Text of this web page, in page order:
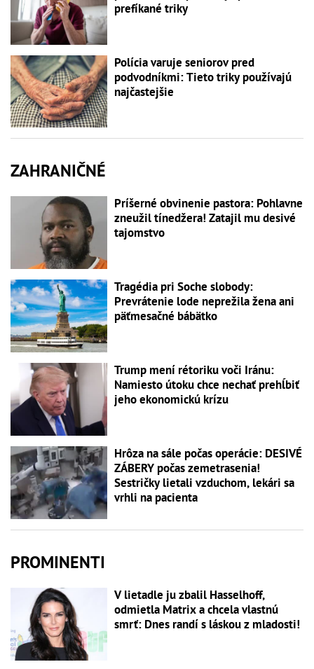
prefíkané triky
Polícia varuje seniorov pred
podvodníkmi: Tieto triky používajú
najčastejšie
ZAHRANIČNÉ
Príšerné obvinenie pastora: Pohlavne
zneužil tínedžera! Zatajil mu desivé
tajomstvo
Tragédia pri Soche slobody:
Prevrátenie lode neprežila žena ani
päťmesačné bábätko
Trump mení rétoriku voči Iránu:
Namiesto útoku chce nechať prehĺbiť
jeho ekonomickú krízu
Hrôza na sále počas operácie: DESIVÉ
ZÁBERY počas zemetrasenia!
Sestričky lietali vzduchom, lekári sa
vrhli na pacienta
PROMINENTI
V lietadle ju zbalil Hasselhoff,
odmietla Matrix a chcela vlastnú
smrť: Dnes randí s láskou z mladosti!